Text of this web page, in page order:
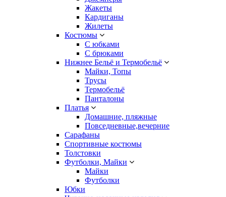
Жакеты
Кардиганы
Жилеты
Костюмы
С юбками
С брюками
Нижнее Бельё и Термобельё
Майки, Топы
Трусы
Термобельё
Панталоны
Платья
Домашние, пляжные
Повседневные,вечерние
Сарафаны
Спортивные костюмы
Толстовки
Футболки, Майки
Майки
Футболки
Юбки